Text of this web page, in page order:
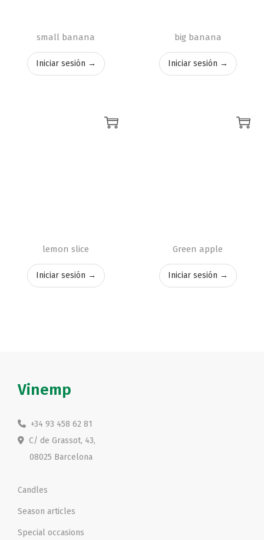
small banana
Iniciar sesión →
big banana
Iniciar sesión →
lemon slice
Iniciar sesión →
Green apple
Iniciar sesión →
Vinemp
+34 93 458 62 81
C/ de Grassot, 43,
08025 Barcelona
Candles
Season articles
Special occasions